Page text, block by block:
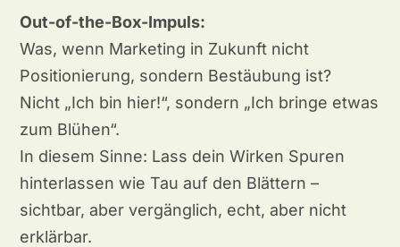
Out-of-the-Box-Impuls:
Was, wenn Marketing in Zukunft nicht
Positionierung, sondern Bestäubung ist?
Nicht „Ich bin hier!“, sondern „Ich bringe etwas
zum Blühen“.
In diesem Sinne: Lass dein Wirken Spuren
hinterlassen wie Tau auf den Blättern –
sichtbar, aber vergänglich, echt, aber nicht
erklärbar.